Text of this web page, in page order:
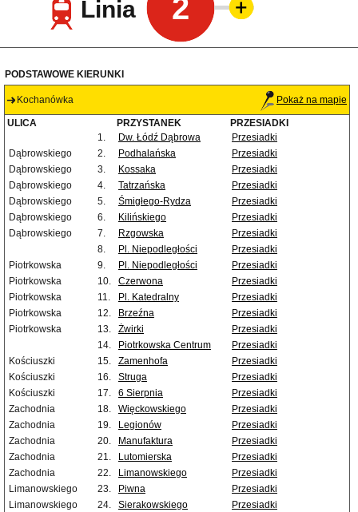
Linia 2
PODSTAWOWE KIERUNKI
Kochanówka Pokaż na mapie
ULICA PRZYSTANEK
PRZESIADKI
1.
Dw. Łódź Dąbrowa
Przesiadki
Dąbrowskiego
2. Podhalańska
Przesiadki
Dąbrowskiego
3. Kossaka
Przesiadki
Dąbrowskiego
4. Tatrzańska
Przesiadki
Dąbrowskiego
5. Śmigłego-Rydza
Przesiadki
Dąbrowskiego
6. Kilińskiego
Przesiadki
Dąbrowskiego
7. Rzgowska
Przesiadki
8.
Pl. Niepodległości
Przesiadki
Piotrkowska
9. Pl. Niepodległości
Przesiadki
Piotrkowska
10. Czerwona
Przesiadki
Piotrkowska
11. Pl. Katedralny
Przesiadki
Piotrkowska
12. Brzeźna
Przesiadki
Piotrkowska
13. Żwirki
Przesiadki
14.
Piotrkowska Centrum
Przesiadki
Kościuszki
15. Zamenhofa
Przesiadki
Kościuszki
16. Struga
Przesiadki
Kościuszki
17. 6 Sierpnia
Przesiadki
Zachodnia
18. Więckowskiego
Przesiadki
Zachodnia
19. Legionów
Przesiadki
Zachodnia
20. Manufaktura
Przesiadki
Zachodnia
21. Lutomierska
Przesiadki
Zachodnia
22. Limanowskiego
Przesiadki
Limanowskiego
23. Piwna
Przesiadki
Limanowskiego
24. Sierakowskiego
Przesiadki